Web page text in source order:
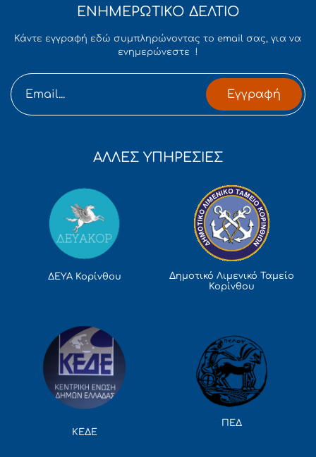
ΕΝΗΜΕΡΩΤΙΚΟ ΔΕΛΤΙΟ
Κάντε εγγραφή εδώ συμπληρώνοντας το email σας, για να
ενημερώνεστε !
Εγγραφή
ΑΛΛΕΣ ΥΠΗΡΕΣΙΕΣ
ΔΕΥΑ Κορίνθου
Δημοτικό Λιμενικό Ταμείο
Κορίνθου
ΚΕΔΕ
ΠΕΔ